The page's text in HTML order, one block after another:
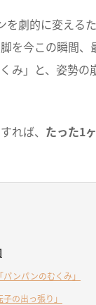
を劇的に変える
を今この瞬間
み」と、姿勢の
れば、 たった1
ンパンのむくみ」
の出っ張り」